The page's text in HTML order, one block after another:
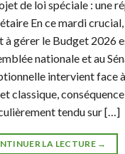
de loi spéciale : une
En ce mardi
à gérer le Budget 2026
nationale et au
intervient face
classique,
tendu sur […]
LA LECTURE →